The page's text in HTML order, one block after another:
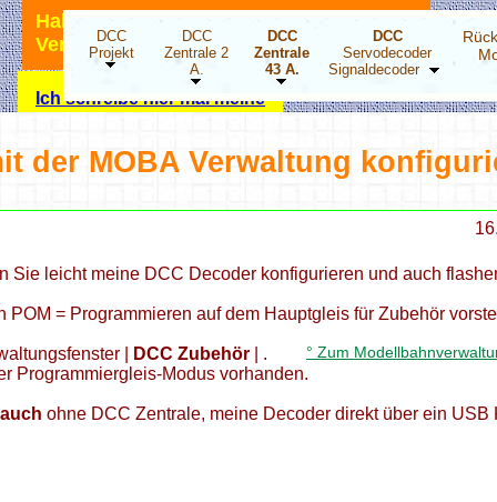
Hallo Modellbahnfreunde, ich bin für
Verbesserungsvorschläge dankbar.
Ich schreibe hier mal meine
DCC
Projekt
DCC
Zentrale 2
A.
DCC
Zentrale
43 A.
DCC
Servodecoder
Signaldecoder
DCC Drehscheibensteper
DCC LED Decoder ESP32
der MOBA Verwaltung
Sie leicht meine DCC Decoder konfigurieren und auch
POM = Programmieren auf dem Hauptgleis für Zubehör
| DCC Zubehör
| .
Programmiergleis-Modus vorhanden.
auch ohne DCC Zentrale, meine Decoder direkt über ein USB
° Zum